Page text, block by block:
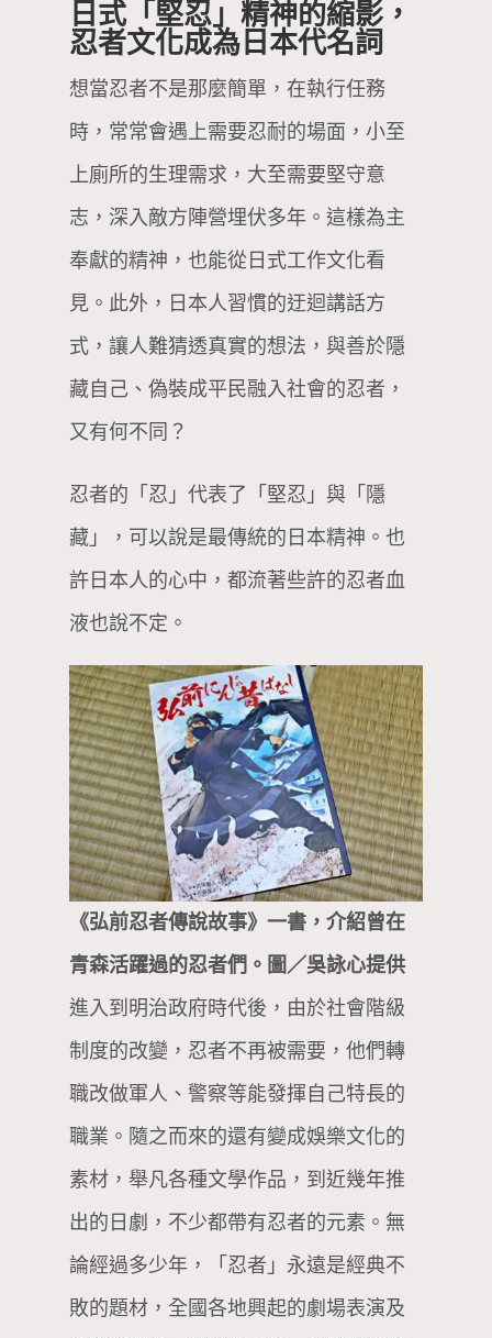
日式「堅忍」精神的縮影，
忍者文化成為日本代名詞
想當忍者不是那麼簡單，在執行任務
時，常常會遇上需要忍耐的場面，小至
上廁所的生理需求，大至需要堅守意
志，深入敵方陣營埋伏多年。這樣為主
奉獻的精神，也能從日式工作文化看
見。此外，日本人習慣的迂迴講話方
式，讓人難猜透真實的想法，與善於隱
藏自己、偽裝成平民融入社會的忍者，
又有何不同？
忍者的「忍」代表了「堅忍」與「隱
藏」，可以說是最傳統的日本精神。也
許日本人的心中，都流著些許的忍者血
液也說不定。
《弘前忍者傳說故事》一書，介紹曾在
青森活躍過的忍者們。圖／吳詠心提供
進入到明治政府時代後，由於社會階級
制度的改變，忍者不再被需要，他們轉
職改做軍人、警察等能發揮自己特長的
職業。隨之而來的還有變成娛樂文化的
素材，舉凡各種文學作品，到近幾年推
出的日劇，不少都帶有忍者的元素。無
論經過多少年，「忍者」永遠是經典不
敗的題材，全國各地興起的劇場表演及